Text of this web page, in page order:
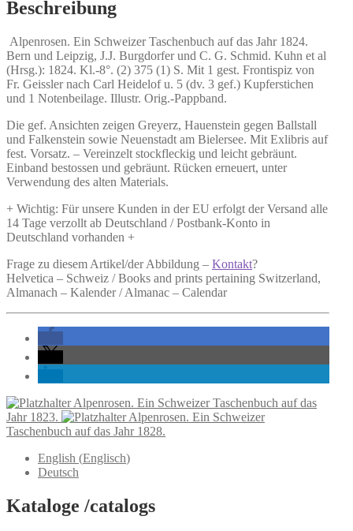
1824.
Beschreibung
Alpenrosen. Ein Schweizer Taschenbuch auf das Jahr 1824.
Bern und Leipzig, J.J. Burgdorfer und C. G. Schmid. Kuhn et al
(Hrsg.): 1824. Kl.-8°. (2) 375 (1) S. Mit 1 gest. Frontispiz von
Fr. Geissler nach Carl Heidelof u. 5 (dv. 3 gef.) Kupferstichen
und 1 Notenbeilage. Illustr. Orig.-Pappband.
Die gef. Ansichten zeigen Greyerz, Hauenstein gegen Ballstall
und Falkenstein sowie Neuenstadt am Bielersee. Mit Exlibris auf
fest. Vorsatz. – Vereinzelt stockfleckig und leicht gebräunt.
Einband bestossen und gebräunt. Rücken erneuert, unter
Verwendung des alten Materials.
+ Wichtig: Für unsere Kunden in der EU erfolgt der Versand alle
14 Tage verzollt ab Deutschland / Postbank-Konto in
Deutschland vorhanden +
Frage zu diesem Artikel/der Abbildung – Kontakt?
Helvetica – Schweiz / Books and prints pertaining Switzerland,
Almanach – Kalender / Almanac – Calendar
Alpenrosen. Ein Schweizer Taschenbuch auf das
Jahr 1823.
Alpenrosen. Ein Schweizer
Taschenbuch auf das Jahr 1828.
English (Englisch)
Deutsch
Kataloge /catalogs